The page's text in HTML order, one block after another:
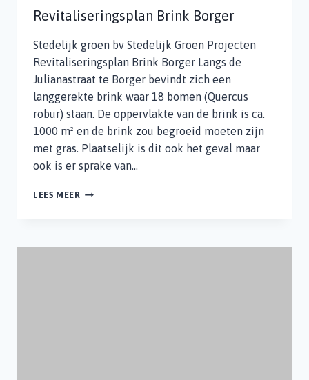
Revitaliseringsplan Brink Borger
Stedelijk groen bv Stedelijk Groen Projecten
Revitaliseringsplan Brink Borger Langs de
Julianastraat te Borger bevindt zich een
langgerekte brink waar 18 bomen (Quercus
robur) staan. De oppervlakte van de brink is ca.
1000 m² en de brink zou begroeid moeten zijn
met gras. Plaatselijk is dit ook het geval maar
ook is er sprake van…
LEES MEER REVITALISERINGSPLAN